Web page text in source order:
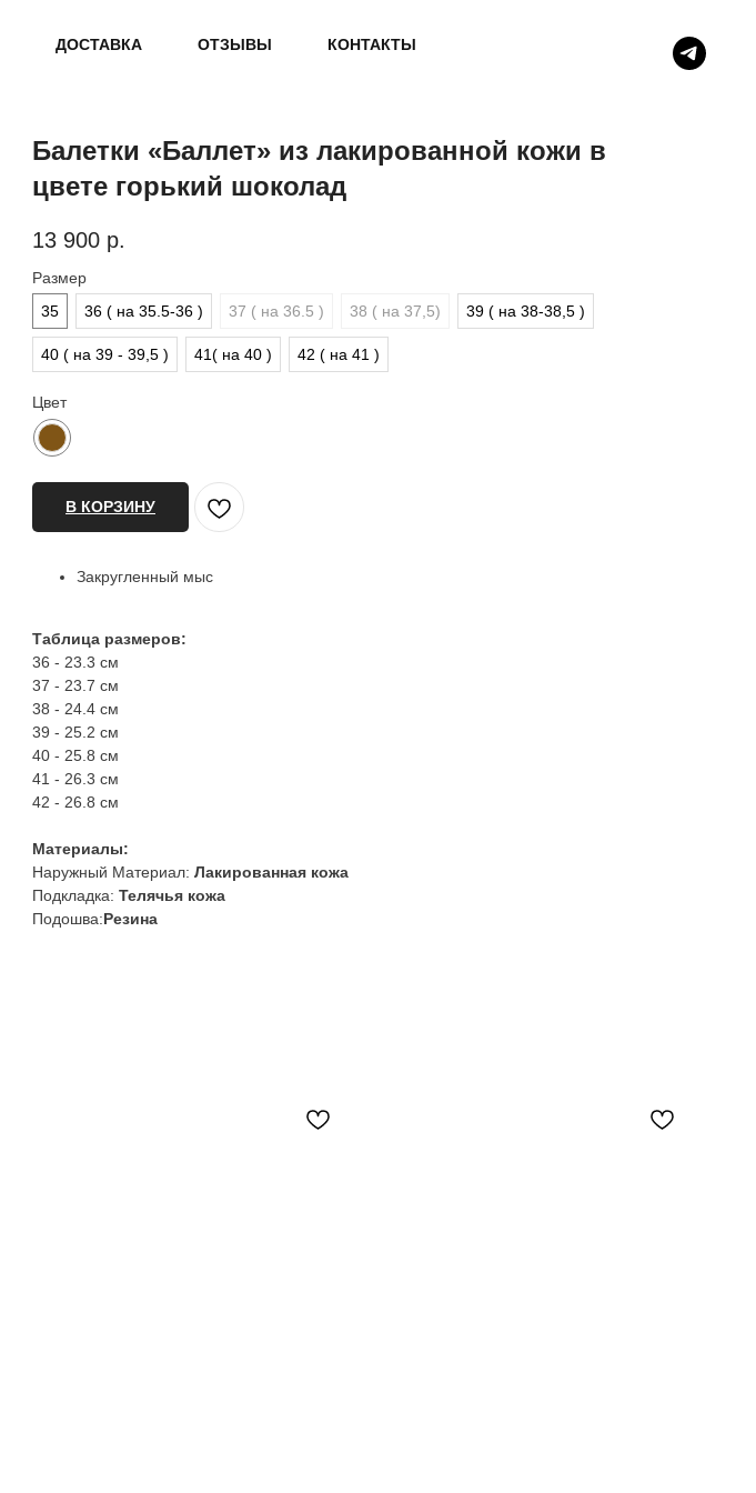
ДОСТАВКА ОТЗЫВЫ КОНТАКТЫ
Балетки «Баллет» из лакированной кожи в
цвете горький шоколад
13 900 р.
Размер
35
36 ( на 35.5-36 ) 37 ( на 36.5 ) 38 ( на 37,5) 39 ( на 38-38,5 )
40 ( на 39 - 39,5 ) 41( на 40 ) 42 ( на 41 )
Цвет
В КОРЗИНУ
Закругленный мыс
Таблица размеров:
36 - 23.3 см
37 - 23.7 см
38 - 24.4 см
39 - 25.2 см
40 - 25.8 см
41 - 26.3 см
42 - 26.8 см
Материалы:
Наружный Материал: Лакированная кожа
Подкладка: Телячья кожа
Подошва:Резина